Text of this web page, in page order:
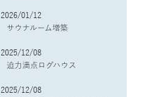
2026/01/12
サウナルーム増築
2025/12/08
迫力満点ログハウス
2025/12/08